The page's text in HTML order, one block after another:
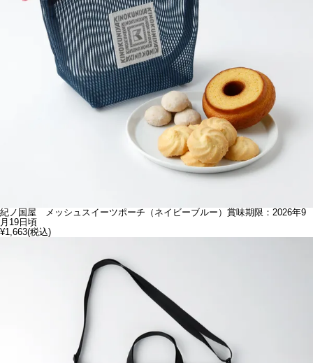
紀ノ国屋 メッシュスイーツポーチ（ネイビーブルー）賞味期限：2026年9
月19日頃
¥1,663(税込)